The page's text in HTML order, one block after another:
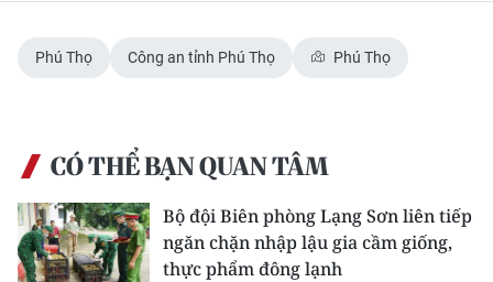
Phú Thọ Công an tỉnh Phú Thọ Phú Thọ
CÓ THỂ BẠN QUAN TÂM
Bộ đội Biên phòng Lạng Sơn liên tiếp
ngăn chặn nhập lậu gia cầm giống,
thực phẩm đông lạnh